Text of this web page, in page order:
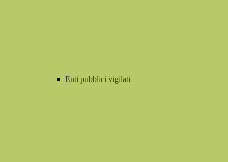
Enti pubblici vigilati